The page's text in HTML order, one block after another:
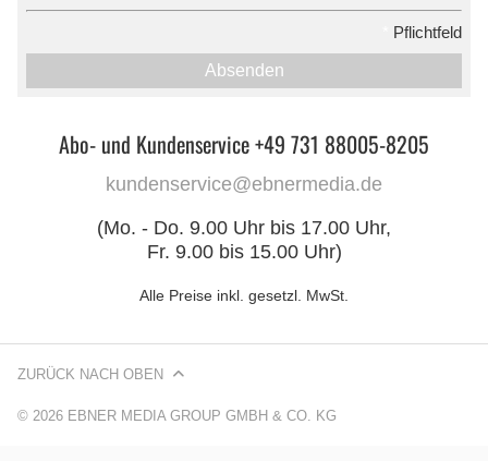
Pflichtfeld
Absenden
Abo- und Kundenservice +49 731 88005-8205
kundenservice@ebnermedia.de
(Mo. - Do. 9.00 Uhr bis 17.00 Uhr,
Fr. 9.00 bis 15.00 Uhr)
Alle Preise inkl. gesetzl. MwSt.
© 2026 EBNER MEDIA GROUP GMBH & CO. KG
ZURÜCK NACH OBEN